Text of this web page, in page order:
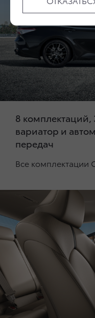
8 комплектаций,
вариатор и
передач
Все комплектации